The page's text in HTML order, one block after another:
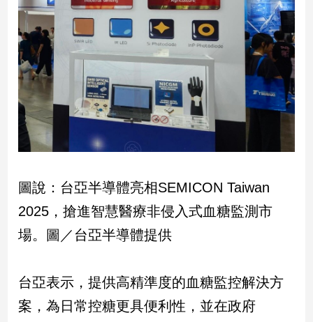
專
區
南
台
灣
觀
點
台
灣
點
娛
樂
圖說：台亞半導體亮相SEMICON Taiwan
2025，搶進智慧醫療非侵入式血糖監測市
場。圖／台亞半導體提供
台亞表示，提供高精準度的血糖監控解決方
案，為日常控糖更具便利性，並在政府